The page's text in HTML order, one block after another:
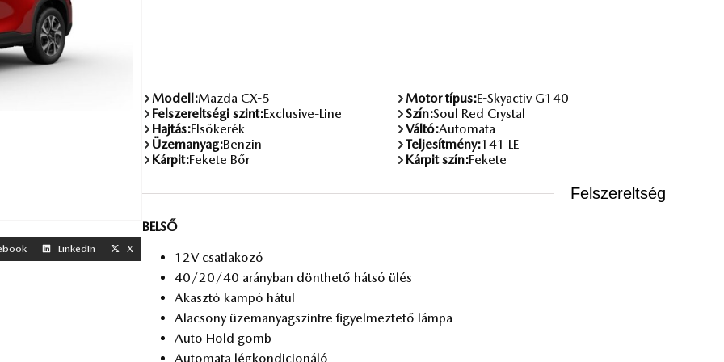
LinkedIn X
Modell:Mazda CX-5 Motor típus:E-Skyactiv G140
Felszereltségi szint:Exclusive-Line Szín:Soul Red Crystal
Hajtás:Elsőkerék Váltó:Automata
Üzemanyag:Benzin Teljesítmény:141 LE
Kárpit:Fekete Bőr Kárpit szín:Fekete
Felszereltség
BELSŐ
12V csat­la­ko­zó
40/20/40 arány­ban dönt­he­tő hát­só ülés
Akasz­tó kam­pó há­tul
Ala­csony üzem­anyag­szint­re fi­gyel­mez­te­tő lám­pa
Auto Hold gomb
Au­to­ma­ta lég­kon­di­ci­o­ná­ló